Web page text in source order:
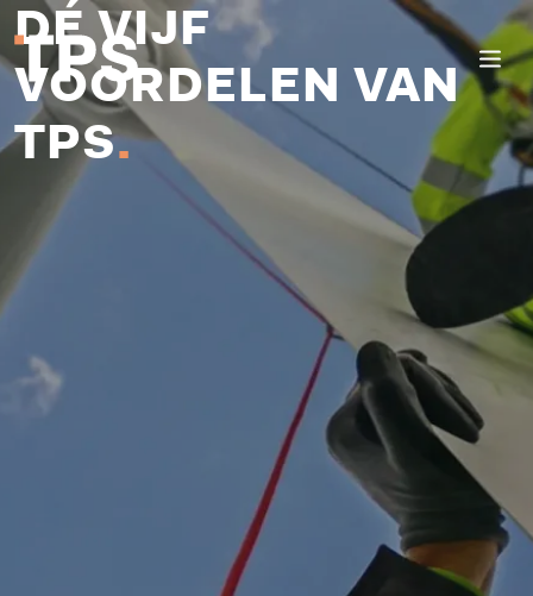
DÉ VIJF
VOORDELEN VAN
TPS.